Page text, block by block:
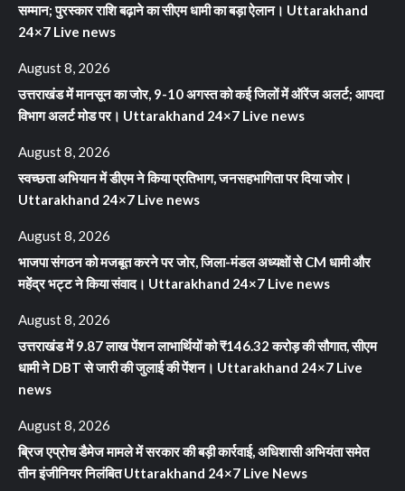
सम्मान; पुरस्कार राशि बढ़ाने का सीएम धामी का बड़ा ऐलान। Uttarakhand
24×7 Live news
August 8, 2026
उत्तराखंड में मानसून का जोर, 9-10 अगस्त को कई जिलों में ऑरेंज अलर्ट; आपदा
विभाग अलर्ट मोड पर। Uttarakhand 24×7 Live news
August 8, 2026
स्वच्छता अभियान में डीएम ने किया प्रतिभाग, जनसहभागिता पर दिया जोर।
Uttarakhand 24×7 Live news
August 8, 2026
भाजपा संगठन को मजबूत करने पर जोर, जिला-मंडल अध्यक्षों से CM धामी और
महेंद्र भट्ट ने किया संवाद। Uttarakhand 24×7 Live news
August 8, 2026
उत्तराखंड में 9.87 लाख पेंशन लाभार्थियों को ₹146.32 करोड़ की सौगात, सीएम
धामी ने DBT से जारी की जुलाई की पेंशन। Uttarakhand 24×7 Live
news
August 8, 2026
ब्रिज एप्रोच डैमेज मामले में सरकार की बड़ी कार्रवाई, अधिशासी अभियंता समेत
तीन इंजीनियर निलंबित Uttarakhand 24×7 Live News